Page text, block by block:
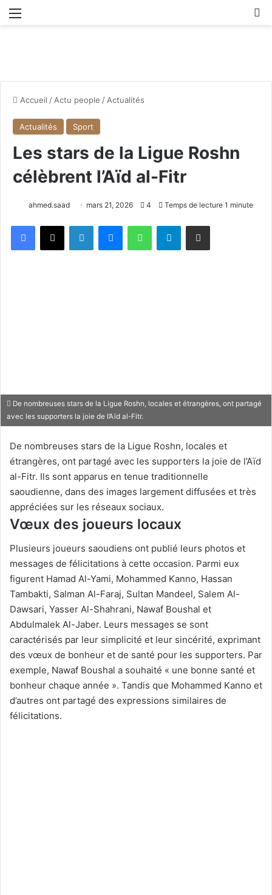
Accueil /Actu people /Actualités
Actualités Sport
Les stars de la Ligue Roshn
célèbrent l’Aïd al-Fitr
ahmed.saad mars 21, 2026 4 Temps de lecture 1 minute
Telegram
De nombreuses stars de la Ligue Roshn, locales et étrangères, ont partagé
avec les supporters la joie de l’Aïd al-Fitr.
De nombreuses stars de la Ligue Roshn, locales et
étrangères, ont partagé avec les supporters la joie de l’Aïd
al-Fitr. Ils sont apparus en tenue traditionnelle
saoudienne, dans des images largement diffusées et très
appréciées sur les réseaux sociaux.
Vœux des joueurs locaux
Plusieurs joueurs saoudiens ont publié leurs photos et
messages de félicitations à cette occasion. Parmi eux
figurent Hamad Al-Yami, Mohammed Kanno, Hassan
Tambakti, Salman Al-Faraj, Sultan Mandeel, Salem Al-
Dawsari, Yasser Al-Shahrani, Nawaf Boushal et
Abdulmalek Al-Jaber. Leurs messages se sont
caractérisés par leur simplicité et leur sincérité, exprimant
des vœux de bonheur et de santé pour les supporters. Par
exemple, Nawaf Boushal a souhaité « une bonne santé et
bonheur chaque année ». Tandis que Mohammed Kanno et
d’autres ont partagé des expressions similaires de
félicitations.